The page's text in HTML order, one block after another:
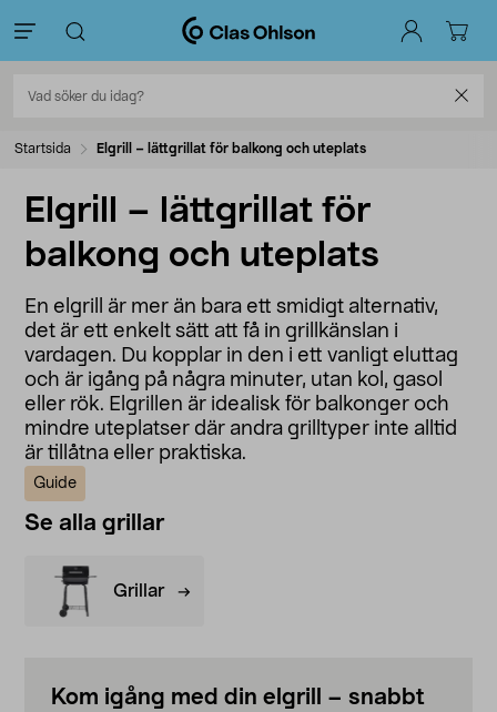
Startsida Elgrill – lättgrillat för balkong och uteplats
Elgrill – lättgrillat för
balkong och uteplats
En elgrill är mer än bara ett smidigt alternativ,
det är ett enkelt sätt att få in grillkänslan i
vardagen. Du kopplar in den i ett vanligt eluttag
och är igång på några minuter, utan kol, gasol
eller rök. Elgrillen är idealisk för balkonger och
mindre uteplatser där andra grilltyper inte alltid
är tillåtna eller praktiska.
Guide
Se alla grillar
Grillar
Kom igång med din elgrill – snabbt